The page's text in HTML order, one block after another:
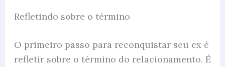
Refletindo sobre o término
O primeiro passo para reconquistar seu ex é
refletir sobre o término do relacionamento. É